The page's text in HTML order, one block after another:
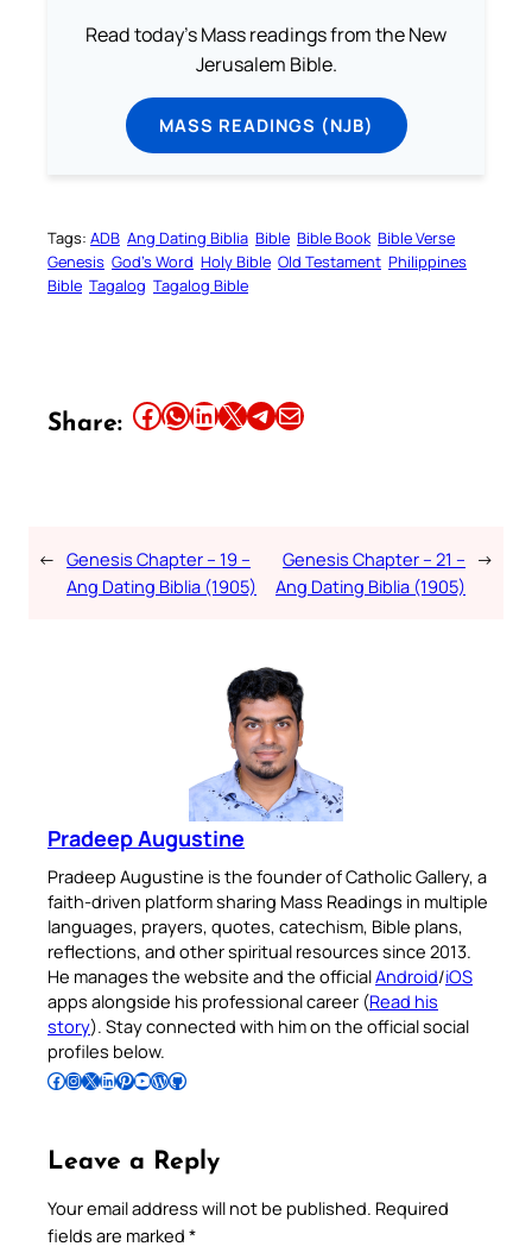
Read today's Mass readings from the New
Jerusalem Bible.
MASS READINGS (NJB)
Tags: ADB Ang Dating Biblia Bible Bible Book Bible Verse
Genesis God’s Word Holy Bible Old Testament Philippines
Bible Tagalog Tagalog Bible
Share: Share this article on Facebook Share this article on WhatsApp Share this article on LinkedIn Share this article on X Share this article on TelegramEmail this Article
← Genesis Chapter – 19 –
Ang Dating Biblia (1905)
Genesis Chapter – 21 –
Ang Dating Biblia (1905)
→
Pradeep Augustine
Pradeep Augustine is the founder of Catholic Gallery, a
faith-driven platform sharing Mass Readings in multiple
languages, prayers, quotes, catechism, Bible plans,
reflections, and other spiritual resources since 2013.
He manages the website and the officialAndroid/iOS
apps alongside his professional career (Read his
story). Stay connected with him on the official social
profiles below.
Follow Pradeep on Facebook Follow Pradeep on InstagramFollow Pradeep on X Follow Pradeep on LinkedIn Follow Pradeep on Pinterest Subscribe to Pradeep’s Youtube Channel Follow Pradeep on WordPress Follow Pradeep on GitHub
Leave a Reply
Your email address will not be published. Required
fields are marked *